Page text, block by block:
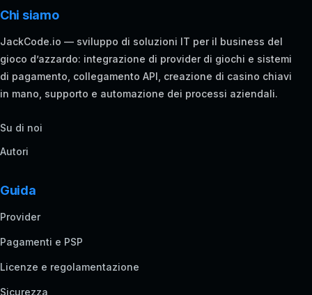
Chi siamo
JackCode.io — sviluppo di soluzioni IT per il business del
gioco d’azzardo: integrazione di provider di giochi e sistemi
di pagamento, collegamento API, creazione di casino chiavi
in mano, supporto e automazione dei processi aziendali.
Su di noi
Autori
Guida
Provider
Pagamenti e PSP
Licenze e regolamentazione
Sicurezza